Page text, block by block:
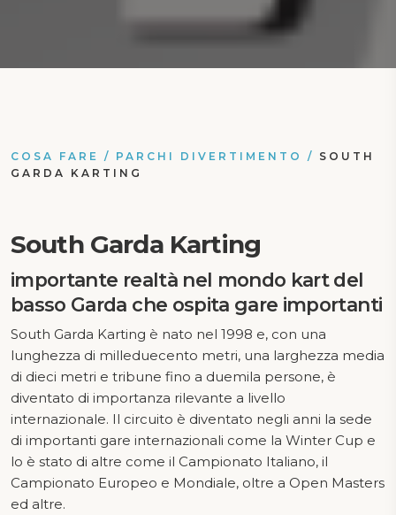
COSA FARE / PARCHI DIVERTIMENTO / SOUTH
GARDA KARTING
South Garda Karting
importante realtà nel mondo kart del
basso Garda che ospita gare importanti
South Garda Karting è nato nel 1998 e, con una
lunghezza di milleduecento metri, una larghezza media
di dieci metri e tribune fino a duemila persone, è
diventato di importanza rilevante a livello
internazionale. Il circuito è diventato negli anni la sede
di importanti gare internazionali come la Winter Cup e
lo è stato di altre come il Campionato Italiano, il
Campionato Europeo e Mondiale, oltre a Open Masters
ed altre.